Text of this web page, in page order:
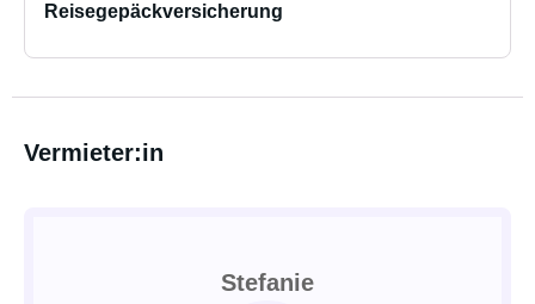
Reisegepäckversicherung
Vermieter:in
Stefanie